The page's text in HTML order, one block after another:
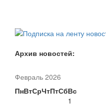
Архив новостей:
Февраль 2026
ПнВтСрЧтПтСбВс
1